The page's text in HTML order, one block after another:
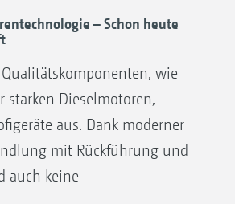
Kühlluftsystem– Schon heute
wie
starken Dieselmotoren,
aus. Dank moderner
mit Rückführung und
auch keine